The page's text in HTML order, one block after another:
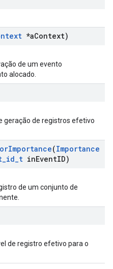
*aContext)
de um evento
alocado.
geração de registros efetivo
Importance(Importance
_id_t inEventID)
de um conjunto de
de registro efetivo para o